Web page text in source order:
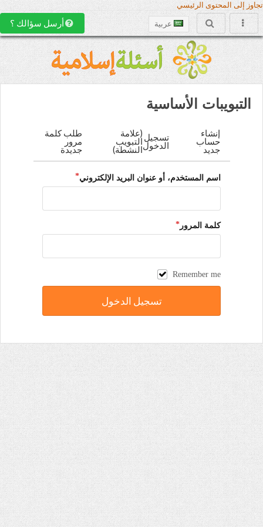
تجاوز إلى المحتوى الرئيسي
عربية أرسل سؤالك ؟
التبويبات الأساسية
إنشاء
حساب
جديد
تسجيل
الدخول
(علامة
التبويب
النشطة)
طلب كلمة
مرور
جديدة
اسم المستخدم، أو عنوان البريد الإلكتروني
كلمة المرور
Remember me